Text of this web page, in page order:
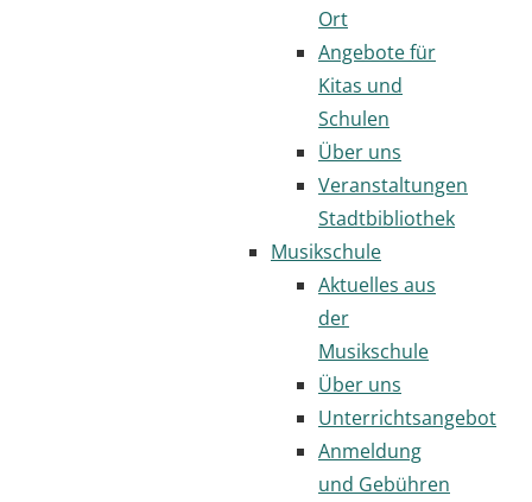
Ort
Angebote für
Kitas und
Schulen
Über uns
Veranstaltungen
Stadtbibliothek
Musikschule
Aktuelles aus
der
Musikschule
Über uns
Unterrichtsangebot
Anmeldung
und Gebühren